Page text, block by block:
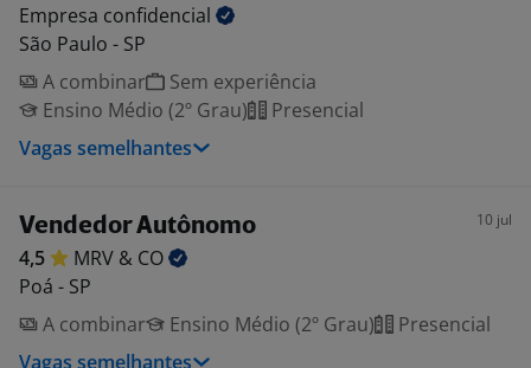
Empresa confidencial
São Paulo - SP
A combinar
Sem experiência
Ensino Médio (2º Grau)
Presencial
Vagas semelhantes
Vendedor Autônomo 10 jul
4,5 MRV & CO
Poá - SP
A combinar
Ensino Médio (2º Grau)
Presencial
Vagas semelhantes